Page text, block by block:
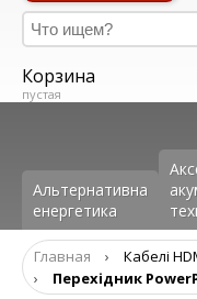
Корзина
пустая
Альтернативна
енергетика
Главная › Кабелі
›
Перехідник